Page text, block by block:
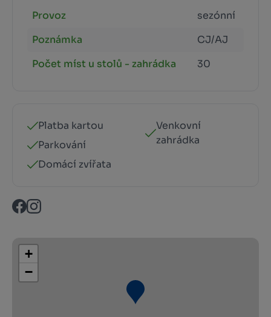
Provoz
sezónní
Poznámka
CJ/AJ
Počet míst u stolů - zahrádka
30
Platba kartou
Parkování
Domácí zvířata
Venkovní
zahrádka
+
−